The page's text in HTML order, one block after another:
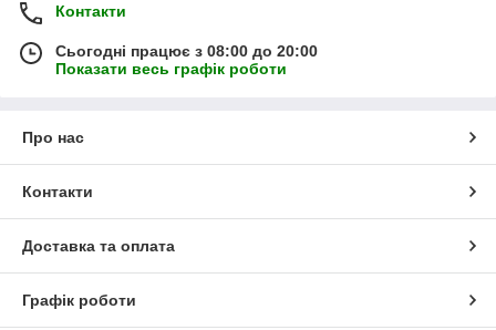
Контакти
Сьогодні працює з 08:00 до 20:00
Показати весь графік роботи
Про нас
Контакти
Доставка та оплата
Графік роботи